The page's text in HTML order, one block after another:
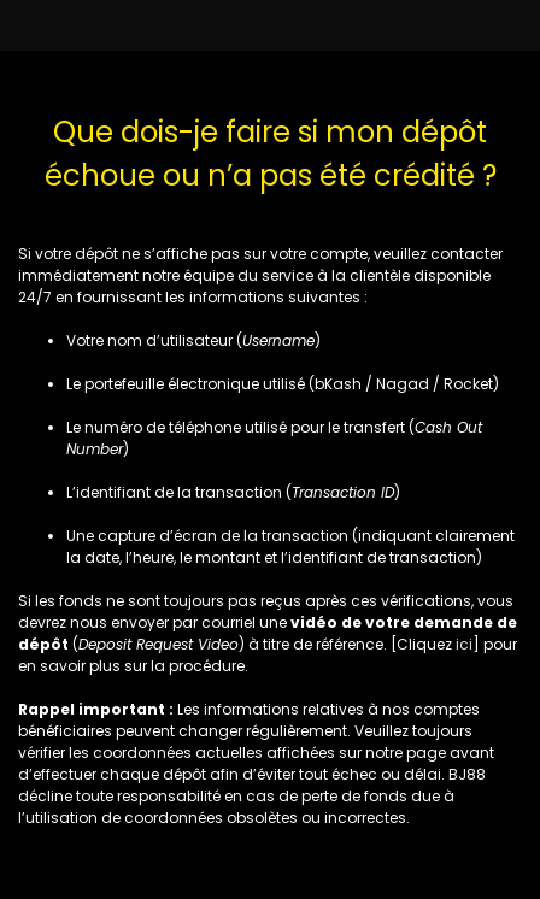
Que dois-je faire si mon dépôt
échoue ou n’a pas été crédité ?
Si votre dépôt ne s’affiche pas sur votre compte, veuillez contacter
immédiatement notre équipe du service à la clientèle disponible
24/7 en fournissant les informations suivantes :
Votre nom d’utilisateur (Username)
Le portefeuille électronique utilisé (bKash / Nagad / Rocket)
Le numéro de téléphone utilisé pour le transfert (Cash Out
Number)
L’identifiant de la transaction (Transaction ID)
Une capture d’écran de la transaction (indiquant clairement
la date, l’heure, le montant et l’identifiant de transaction)
Si les fonds ne sont toujours pas reçus après ces vérifications, vous
devrez nous envoyer par courriel unevidéo de votre demande de
dépôt (Deposit Request Video) à titre de référence. [Cliquezici ] pour
en savoir plus sur la procédure.
Rappel important : Les informations relatives à nos comptes
bénéficiaires peuvent changer régulièrement. Veuillez toujours
vérifier les coordonnées actuelles affichées sur notre page avant
d’effectuer chaque dépôt afin d’éviter tout échec ou délai. BJ88
décline toute responsabilité en cas de perte de fonds due à
l’utilisation de coordonnées obsolètes ou incorrectes.